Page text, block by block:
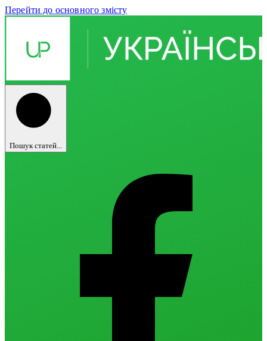
Перейти до основного змісту
Пошук статей...